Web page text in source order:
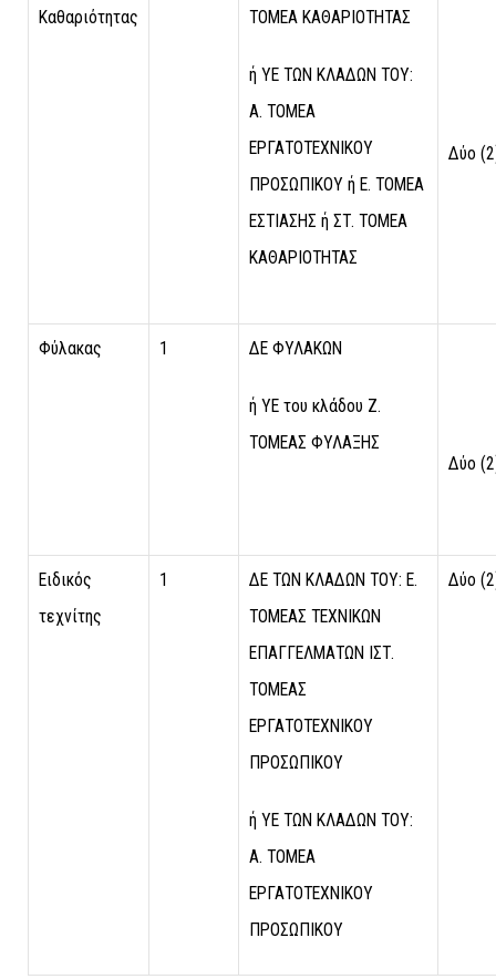
Καθαριότητας
ΤΟΜΕΑ ΚΑΘΑΡΙΟΤΗΤΑΣ
ή ΥΕ ΤΩΝ ΚΛΑΔΩΝ ΤΟΥ:
Α. ΤΟΜΕΑ
ΕΡΓΑΤΟΤΕΧΝΙΚΟΥ
ΠΡΟΣΩΠΙΚΟΥ ή Ε. ΤΟΜΕΑ
ΕΣΤΙΑΣΗΣ ή ΣΤ. ΤΟΜΕΑ
ΚΑΘΑΡΙΟΤΗΤΑΣ
Δύο
Φύλακας 1 ΔΕ ΦΥΛΑΚΩΝ
ή ΥΕ του κλάδου Ζ.
ΤΟΜΕΑΣ ΦΥΛΑΞΗΣ
Δύο
Ειδικός
τεχνίτης
1
ΔΕ ΤΩΝ ΚΛΑΔΩΝ ΤΟΥ: Ε.
ΤΟΜΕΑΣ ΤΕΧΝΙΚΩΝ
ΕΠΑΓΓΕΛΜΑΤΩΝ ΙΣΤ.
ΤΟΜΕΑΣ
ΕΡΓΑΤΟΤΕΧΝΙΚΟΥ
ΠΡΟΣΩΠΙΚΟΥ
ή ΥΕ ΤΩΝ ΚΛΑΔΩΝ ΤΟΥ:
Α. ΤΟΜΕΑ
ΕΡΓΑΤΟΤΕΧΝΙΚΟΥ
ΠΡΟΣΩΠΙΚΟΥ
Δύο